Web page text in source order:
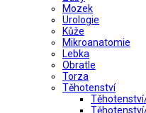
Mozek
Urologie
Kůže
Mikroanatomie
Lebka
Obratle
Torza
Těhotenství